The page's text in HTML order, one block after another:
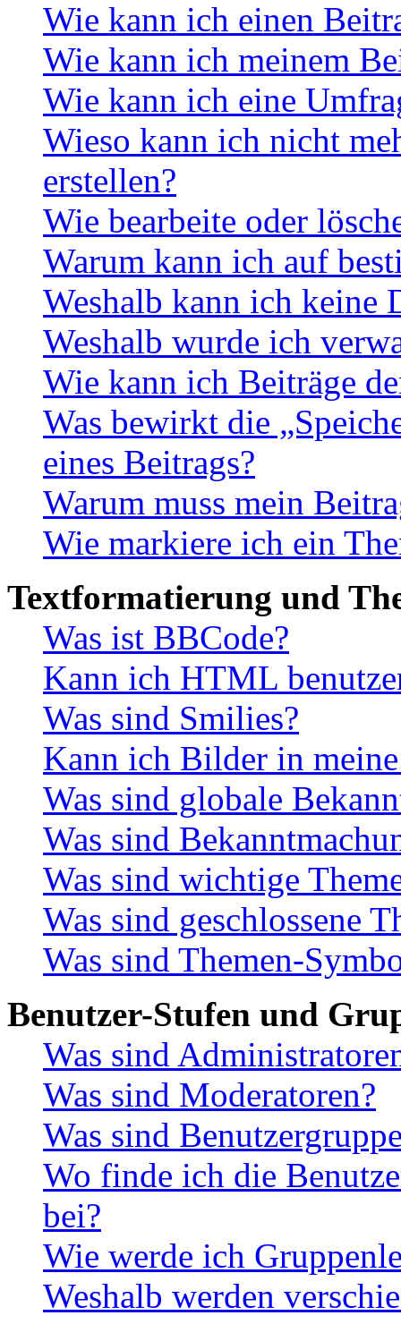
Wie kann ich einen
Wie kann ich meinem
Wie kann ich eine
Wieso kann ich nicht
erstellen?
Wie bearbeite oder
Warum kann ich auf
Weshalb kann ich keine
Weshalb wurde ich
Wie kann ich Beiträge
Was bewirkt die
eines Beitrags?
Warum muss mein
Wie markiere ich ein
Textformatierung und
Was ist BBCode?
Kann ich HTML
Was sind Smilies?
Kann ich Bilder in
Was sind globale
Was sind
Was sind wichtige
Was sind geschlossene
Was sind Themen-
Benutzer-Stufen und
Was sind
Was sind Moderatoren?
Was sind
Wo finde ich die
bei?
Wie werde ich
Weshalb werden